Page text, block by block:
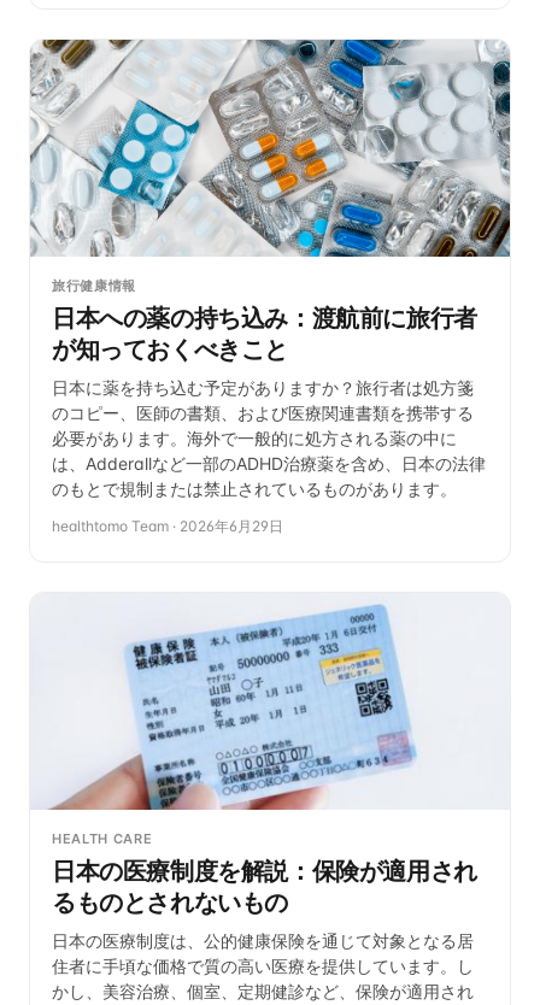
旅行健康情報
日本への薬の持ち込み：渡航前に旅行者
が知っておくべきこと
日本に薬を持ち込む予定がありますか？旅行者は処方箋
のコピー、医師の書類、および医療関連書類を携帯する
必要があります。海外で一般的に処方される薬の中に
は、Adderallなど一部のADHD治療薬を含め、日本の法律
のもとで規制または禁止されているものがあります。
healthtomo Team · 2026年6月29日
HEALTH CARE
日本の医療制度を解説：保険が適用され
るものとされないもの
日本の医療制度は、公的健康保険を通じて対象となる居
住者に手頃な価格で質の高い医療を提供しています。し
かし、美容治療、個室、定期健診など、保険が適用され